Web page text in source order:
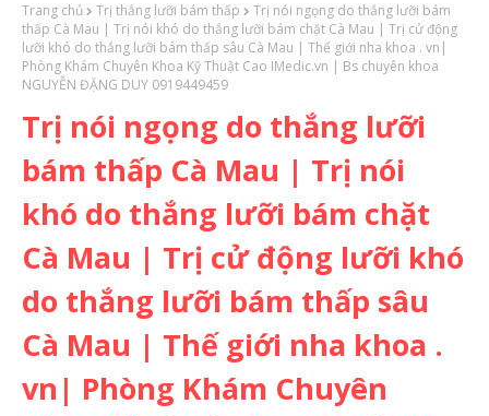
Trang chủ Trị thắng lưỡi bám thấp
Trị nói ngọng do thắng lưỡi bám
thấp Cà Mau | Trị nói khó do thắng lưỡi bám chặt Cà Mau | Trị cử động
lưỡi khó do thắng lưỡi bám thấp sâu Cà Mau | Thế giới nha khoa . vn|
Phòng Khám Chuyên Khoa Kỹ Thuật Cao IMedic.vn | Bs chuyên khoa
NGUYỄN ĐẶNG DUY 0919449459
Trị nói ngọng do thắng lưỡi
bám thấp Cà Mau | Trị nói
khó do thắng lưỡi bám chặt
Cà Mau | Trị cử động lưỡi khó
do thắng lưỡi bám thấp sâu
Cà Mau | Thế giới nha khoa .
vn| Phòng Khám Chuyên